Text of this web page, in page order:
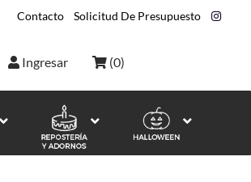
Contacto Solicitud De Presupuesto
Ingresar (0)